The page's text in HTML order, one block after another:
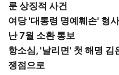
룬 상징적 사건
여당 '대통령 명예훼손' 형
난 7월 소환 통보
항소심, '날리면' 첫 해명 김
쟁점으로